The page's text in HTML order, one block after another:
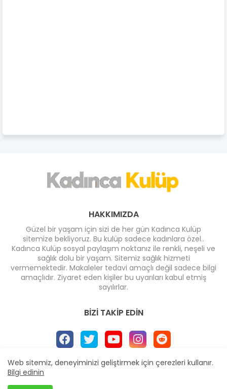
HAKKIMIZDA
Güzel bir yaşam için sizi de her gün Kadınca Kulüp
sitemize bekliyoruz. Bu kulüp sadece kadınlara özel..
Kadınca Kulüp sosyal paylaşım noktanız ile renkli, neşeli ve
sağlık dolu bir yaşam. Sitemiz sağlık hizmeti
vermemektedir. Makaleler tedavi amaçlı değil sadece bilgi
amaçlıdır. Ziyaret eden kişiler bu uyarıları kabul etmiş
sayılırlar.
BIZI TAKIP EDIN
Ana Sayfa
Web sitemiz, deneyiminizi geliştirmek için çerezleri kullanır.
Bilgi edinin